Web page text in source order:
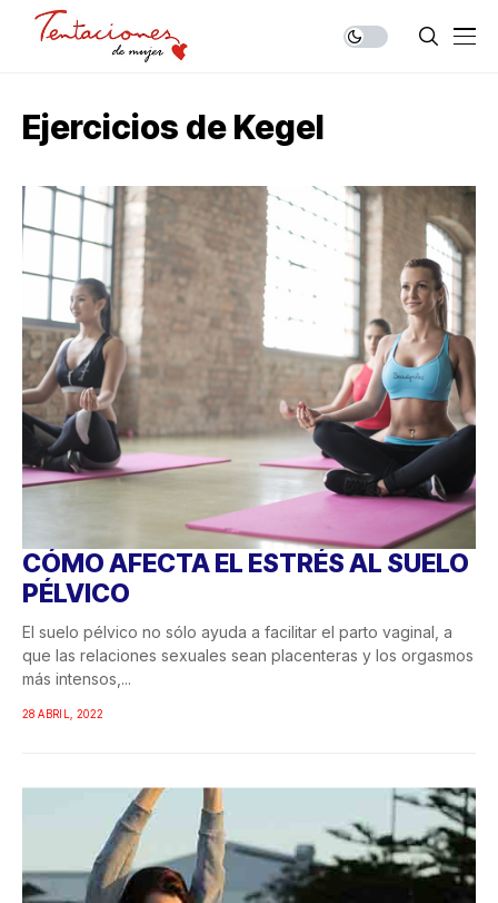
Ejercicios de Kegel
CÓMO AFECTA EL ESTRÉS AL SUELO
PÉLVICO
El suelo pélvico no sólo ayuda a facilitar el parto vaginal, a
que las relaciones sexuales sean placenteras y los orgasmos
más intensos,...
28 ABRIL, 2022